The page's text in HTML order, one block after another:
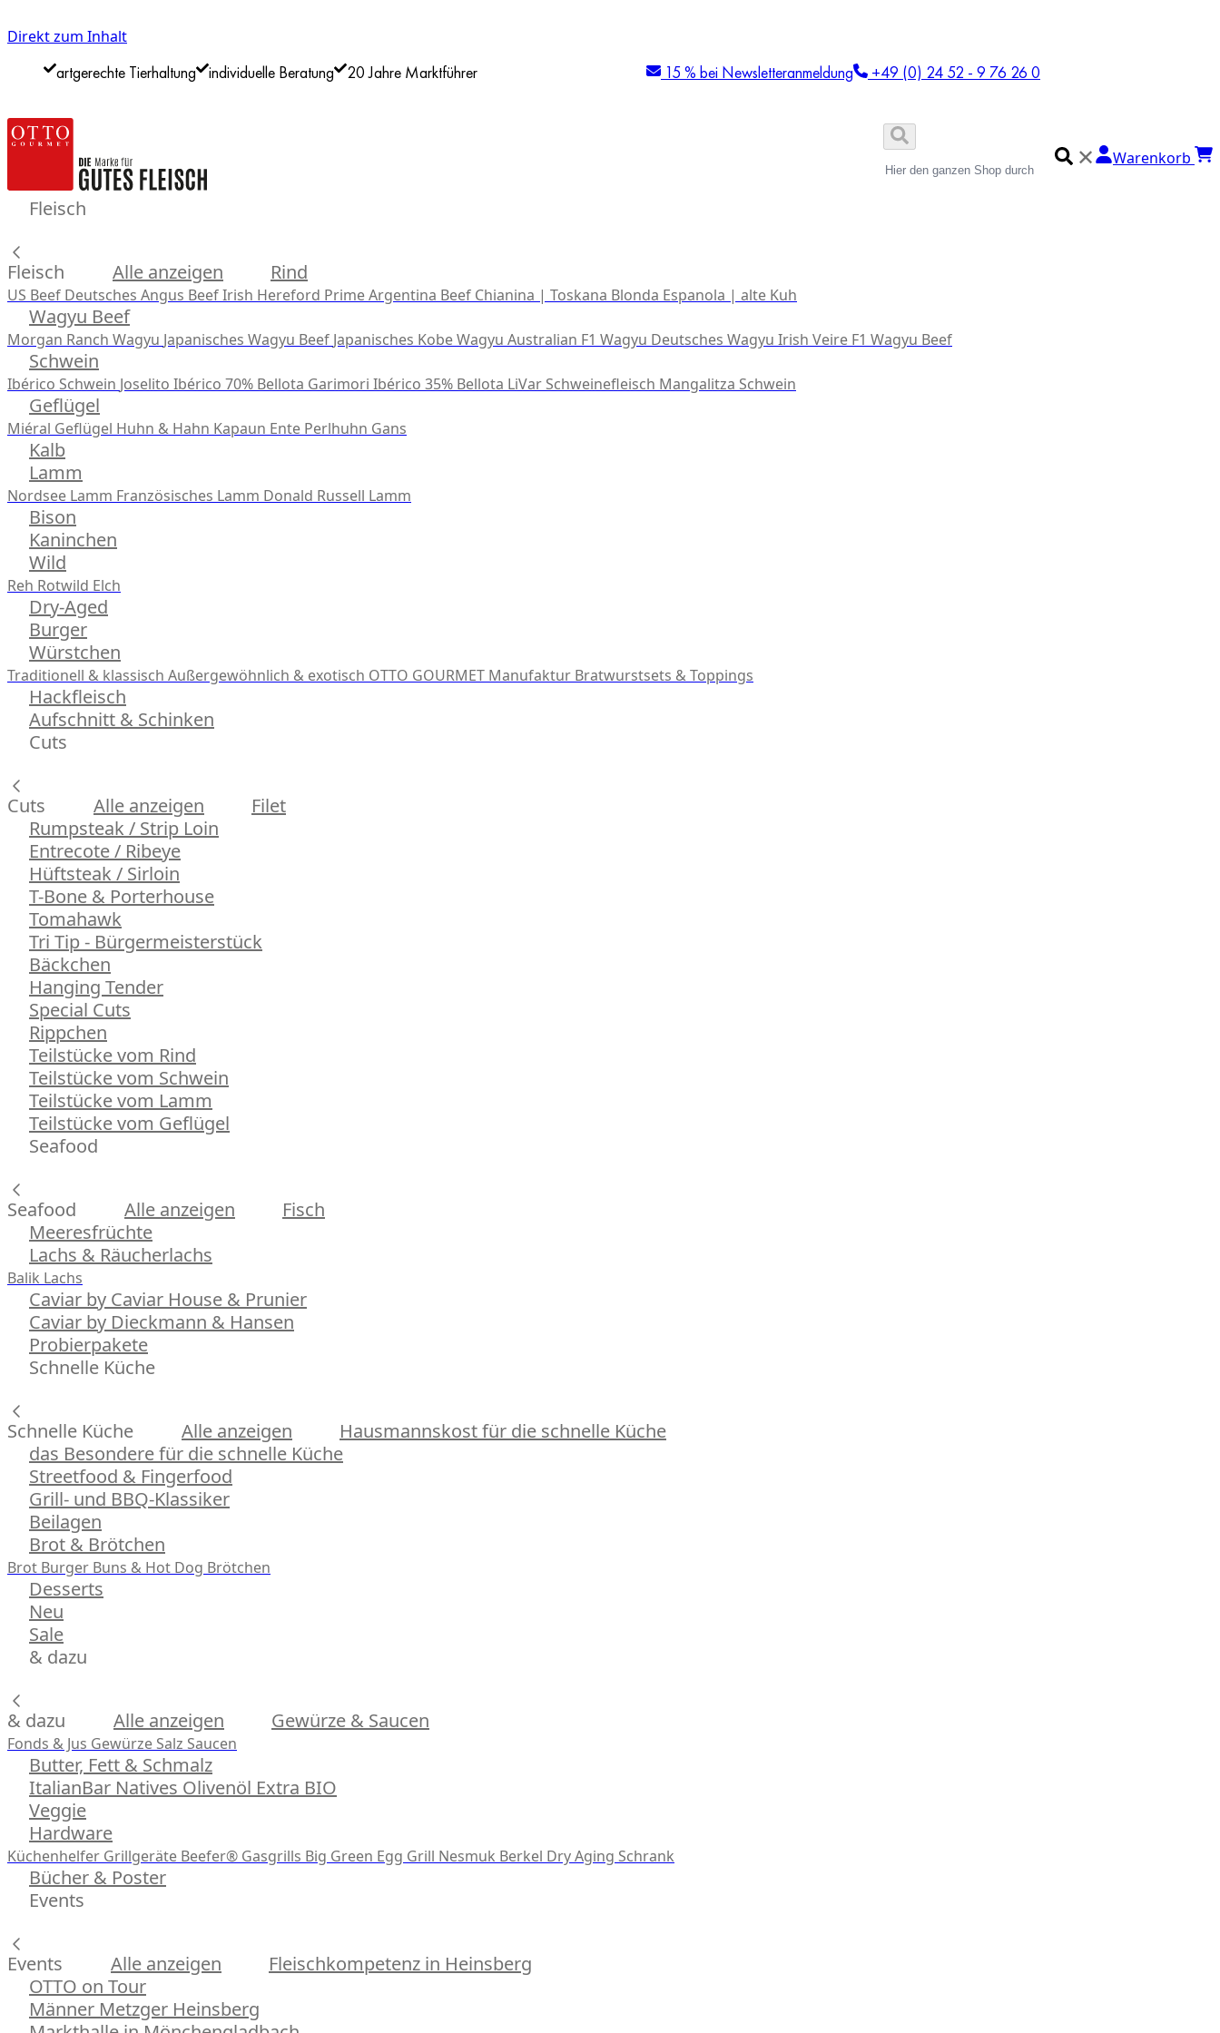
Direkt zum Inhalt
artgerechte Tierhaltung individuelle Beratung 20 Jahre Marktführer 15 % bei Newsletteranmeldung +49 (0) 24 52 - 9 76 26 0
✕ Warenkorb
Fleisch
Fleisch Alle anzeigen Rind
US Beef Deutsches Angus BeefIrish Hereford PrimeArgentina Beef Chianina | Toskana Blonda Espanola | alte Kuh
Wagyu Beef
Morgan Ranch Wagyu Japanisches Wagyu Beef Japanisches Kobe Wagyu Australian F1 Wagyu Deutsches Wagyu Irish Veire F1 Wagyu Beef
Schwein
Ibérico Schwein Joselito Ibérico 70% Bellota Garimori Ibérico 35% Bellota LiVar Schweinefleisch Mangalitza Schwein
Geflügel
Miéral Geflügel Huhn & Hahn Kapaun Ente Perlhuhn Gans
Kalb
Lamm
Nordsee Lamm Französisches Lamm Donald Russell Lamm
Bison
Kaninchen
Wild
Reh Rotwild Elch
Dry-Aged
Burger
Würstchen
Traditionell & klassisch Außergewöhnlich & exotisch OTTO GOURMET Manufaktur Bratwurstsets & Toppings
Hackfleisch
Aufschnitt & Schinken
Cuts
Cuts Alle anzeigen
Filet
Rumpsteak / Strip Loin
Entrecote / Ribeye
Hüftsteak / Sirloin
T-Bone & Porterhouse
Tomahawk
Tri Tip - Bürgermeisterstück
Bäckchen
Hanging Tender
Special Cuts
Rippchen
Teilstücke vom Rind
Teilstücke vom Schwein
Teilstücke vom Lamm
Teilstücke vom Geflügel
Seafood
Seafood Alle anzeigen
Fisch
Meeresfrüchte
Lachs & Räucherlachs
Balik Lachs
Caviar by Caviar House & Prunier
Caviar by Dieckmann & Hansen
Probierpakete
Schnelle Küche
Schnelle Küche Alle anzeigen
Hausmannskost für die schnelle Küche
das Besondere für die schnelle Küche
Streetfood & Fingerfood
Grill- und BBQ-Klassiker
Beilagen
Brot & Brötchen
Brot Burger Buns & Hot Dog Brötchen
Desserts
Neu
Sale
& dazu
& dazu Alle anzeigen Gewürze & Saucen
Fonds & Jus Gewürze Salz Saucen
Butter, Fett & Schmalz
ItalianBar Natives Olivenöl Extra BIO
Veggie
Hardware
Küchenhelfer Grillgeräte Beefer® Gasgrills Big Green Egg Grill Nesmuk Berkel Dry Aging Schrank
Bücher & Poster
Events
Events Alle anzeigen
Fleischkompetenz in Heinsberg
OTTO on Tour
Männer Metzger Heinsberg